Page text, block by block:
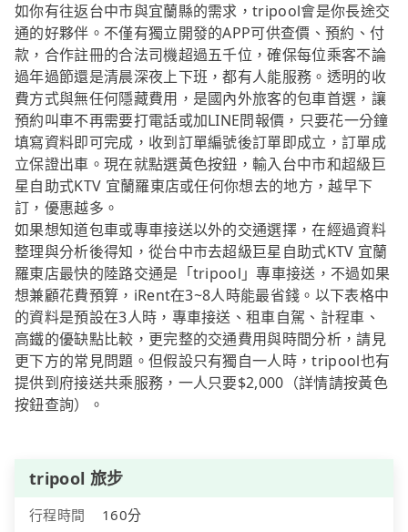
如你有往返台中市與宜蘭縣的需求，tripool會是你長途交
通的好夥伴。不僅有獨立開發的APP可供查價、預約、付
款，合作註冊的合法司機超過五千位，確保每位乘客不論
過年過節還是清晨深夜上下班，都有人能服務。透明的收
費方式與無任何隱藏費用，是國內外旅客的包車首選，讓
預約叫車不再需要打電話或加LINE問報價，只要花一分鐘
填寫資料即可完成，收到訂單編號後訂單即成立，訂單成
立保證出車。現在就點選黃色按鈕，輸入台中市和超級巨
星自助式KTV 宜蘭羅東店或任何你想去的地方，越早下
訂，優惠越多。
如果想知道包車或專車接送以外的交通選擇，在經過資料
整理與分析後得知，從台中市去超級巨星自助式KTV 宜蘭
羅東店最快的陸路交通是「tripool」專車接送，不過如果
想兼顧花費預算，iRent在3~8人時能最省錢。以下表格中
的資料是預設在3人時，專車接送、租車自駕、計程車、
高鐵的優缺點比較，更完整的交通費用與時間分析，請見
更下方的常見問題。但假設只有獨自一人時，tripool也有
提供到府接送共乘服務，一人只要$2,000（詳情請按黃色
按鈕查詢）。
tripool 旅步
行程時間
160分